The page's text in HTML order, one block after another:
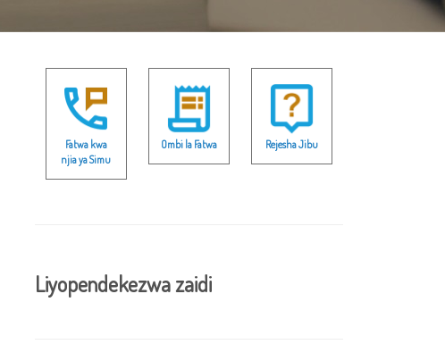
Fatwa kwa
njia ya Simu
Ombi la Fatwa Rejesha Jibu
Liyopendekezwa zaidi